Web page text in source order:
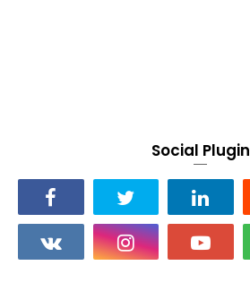
Social Plugin